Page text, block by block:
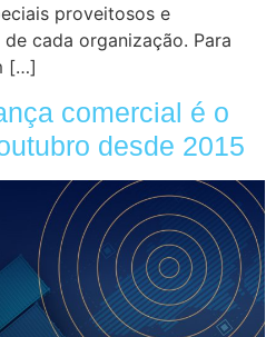
proveitosos e
cada organização. Para
[…]
comercial é o
desde 2015